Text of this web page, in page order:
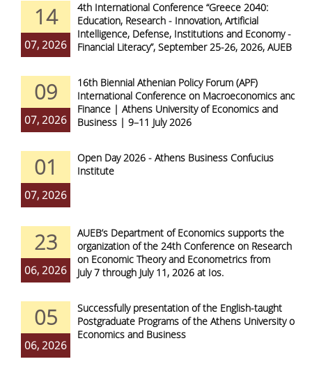
14
07, 2026
4th International Conference “Greece 2040:
Education, Research - Innovation, Artificial
Intelligence, Defense, Institutions and Economy -
Financial Literacy”, September 25-26, 2026, AUEB
09
07, 2026
16th Biennial Athenian Policy Forum (APF)
International Conference on Macroeconomics and
Finance | Athens University of Economics and
Business | 9–11 July 2026
01
07, 2026
Open Day 2026 - Athens Business Confucius
Institute
23
06, 2026
AUEB’s Department of Economics supports the
organization of the 24th Conference on Research
on Economic Theory and Econometrics from
July 7 through July 11, 2026 at Ios.
05
06, 2026
Successfully presentation of the English-taught
Postgraduate Programs of the Athens University of
Economics and Business